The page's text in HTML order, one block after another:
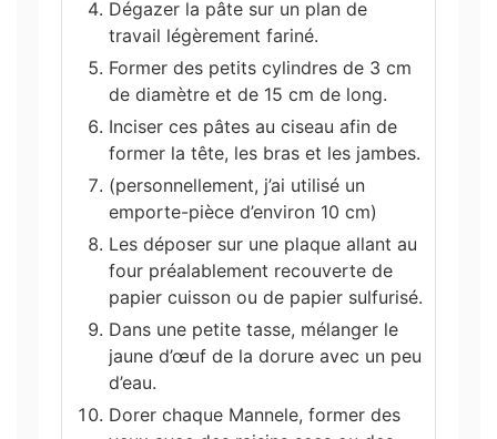
Dégazer la pâte sur un plan de
travail légèrement fariné.
Former des petits cylindres de 3 cm
de diamètre et de 15 cm de long.
Inciser ces pâtes au ciseau afin de
former la tête, les bras et les jambes.
(personnellement, j’ai utilisé un
emporte-pièce d’environ 10 cm)
Les déposer sur une plaque allant au
four préalablement recouverte de
papier cuisson ou de papier sulfurisé.
Dans une petite tasse, mélanger le
jaune d’œuf de la dorure avec un peu
d’eau.
Dorer chaque Mannele, former des